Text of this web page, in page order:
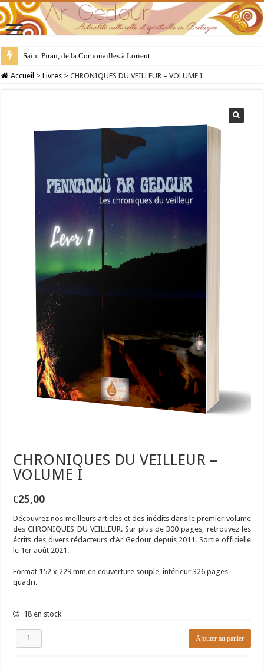
Saint Piran, de la Cornouailles à Lorient
28 juillet : Saint Samson de Dol, père de la Bretagne chrétienne
Accueil > Livres > CHRONIQUES DU VEILLEUR – VOLUME I
CHRONIQUES DU VEILLEUR –
VOLUME I
€25,00
Découvrez nos meilleurs articles et des inédits dans le premier volume
des CHRONIQUES DU VEILLEUR. Sur plus de 300 pages, retrouvez les
écrits des divers rédacteurs d’Ar Gedour depuis 2011. Sortie officielle
le 1er août 2021.
Format 152 x 229 mm en couverture souple, intérieur 326 pages
quadri.
18 en stock
quantité
Ajouter au panier